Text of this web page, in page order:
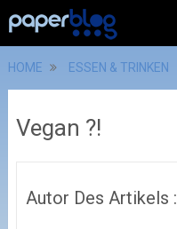
HOME ESSEN & TRINKEN
Vegan ?!
Autor Des Artikels :